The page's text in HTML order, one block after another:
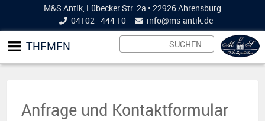
M&S Antik, Lübecker Str. 2a • 22926 Ahrensburg
04102 - 444 10
info@ms-antik.de
THEMEN
Anfrage und Kontaktformular